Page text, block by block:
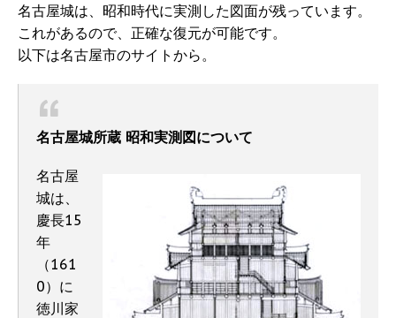
名古屋城は、昭和時代に実測した図面が残っています。
これがあるので、正確な復元が可能です。
以下は名古屋市のサイトから。
名古屋城所蔵 昭和実測図について
名古屋
城は、
慶長15
年
（161
0）に
徳川家